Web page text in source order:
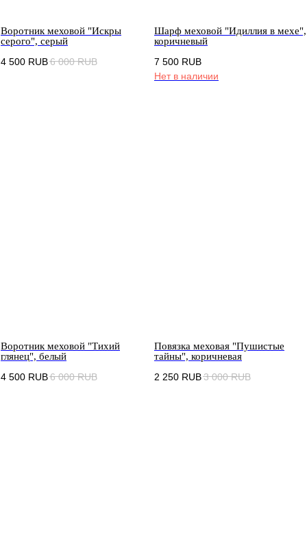
Воротник меховой "Искры
серого", серый
4 500 RUB6 000 RUB
Шарф меховой "Идиллия в мехе",
коричневый
7 500 RUB
Нет в наличии
Воротник меховой "Тихий
глянец", белый
4 500 RUB6 000 RUB
Повязка меховая "Пушистые
тайны", коричневая
2 250 RUB3 000 RUB